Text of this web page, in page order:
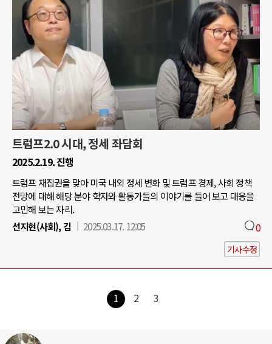
트럼프2.0 시대, 정세 좌담회
2025.2.19. 진행
트럼프 재집권을 맞아 미국 내외 정세 변화 및 트럼프 경제, 사회 정책
전망에 대해 해당 분야 학자와 활동가들의 이야기를 들어 보고 대응을
고민해 보는 자리.
선지현(사회), 김
2025.03.17. 12:05 0
기사수정
1 2 3